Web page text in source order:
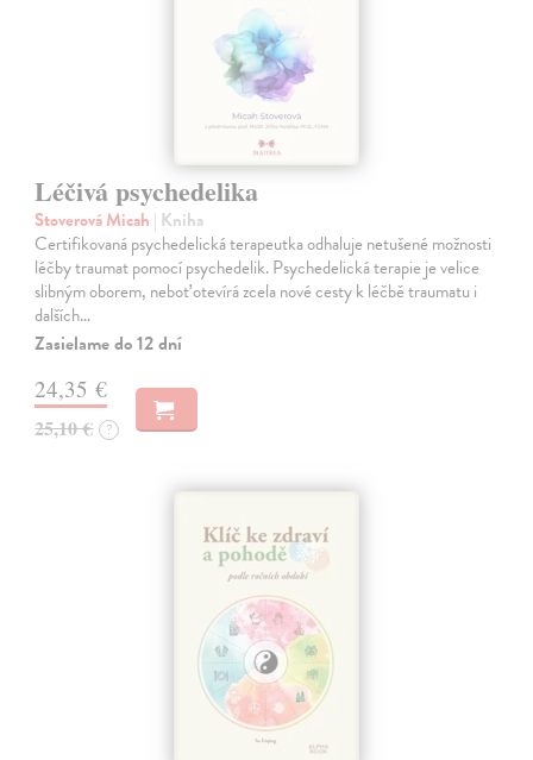
Léčivá psychedelika
Stoverová Micah | Kniha
Certifikovaná psychedelická terapeutka odhaluje netušené možnosti
léčby traumat pomocí psychedelik. Psychedelická terapie je velice
slibným oborem, neboť otevírá zcela nové cesty k léčbě traumatu i
dalších…
Zasielame do 12 dní
24,35 €
25,10 € ?